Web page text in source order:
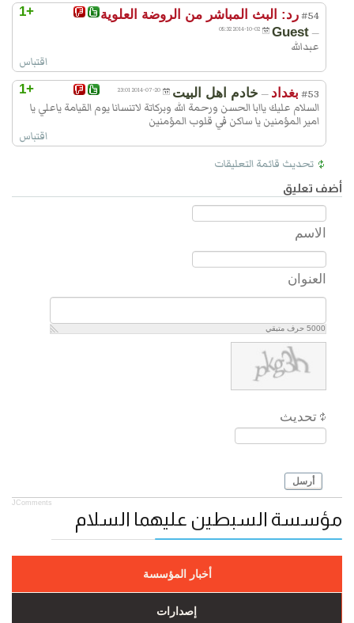
+1 #54رد: البث المباشر من الروضة العلوية
—
Guest
2014-10-02 05:32
عبدالله
اقتباس
+1 #53 بغداد — خادم اهل البيت 2014-07-20 23:01
السلام عليك ياابا الحسن ورحمة الله وبركاتة لاتنسانا يوم القيامة ياعلي يا
امير المؤمنين يا ساكن في قلوب المؤمنين
اقتباس
تحديث قائمة التعليقات
أضف تعليق
الاسم
العنوان
5000 حرف متبقي
تحديث
أرسل
JComments
مؤسسة السبطين عليهما السلام
أخبار المؤسسة
إصدارات